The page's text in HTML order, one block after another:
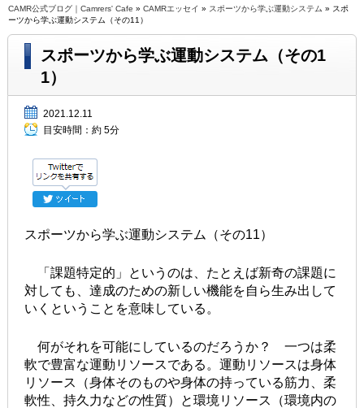
CAMR公式ブログ｜Camrers' Cafe » CAMRエッセイ » スポーツから学ぶ運動システム » スポ
ーツから学ぶ運動システム（その11）
スポーツから学ぶ運動システム（その1
1）
2021.12.11
目安時間： 約 5分
スポーツから学ぶ運動システム（その11）
「課題特定的」というのは、たとえば新奇の課題に
対しても、達成のための新しい機能を自ら生み出して
いくということを意味している。
何がそれを可能にしているのだろうか？ 一つは柔
軟で豊富な運動リソースである。運動リソースは身体
リソース（身体そのものや身体の持っている筋力、柔
軟性、持久力などの性質）と環境リソース（環境内の